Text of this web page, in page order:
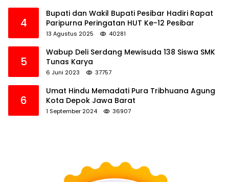
4
Bupati dan Wakil Bupati Pesibar Hadiri Rapat
Paripurna Peringatan HUT Ke-12 Pesibar
13 Agustus 2025 40281
5
Wabup Deli Serdang Mewisuda 138 Siswa SMK
Tunas Karya
6 Juni 2023 37757
6
Umat Hindu Memadati Pura Tribhuana Agung
Kota Depok Jawa Barat
1 September 2024 36907